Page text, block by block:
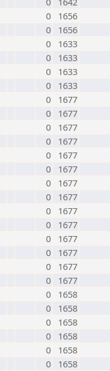
0
1656
0
1656
0
1633
0
1633
0
1633
0
1633
0
1677
0
1677
0
1677
0
1677
0
1677
0
1677
0
1677
0
1677
0
1677
0
1677
0
1677
0
1677
0
1677
0
1677
0
1658
0
1658
0
1658
0
1658
0
1658
0
1658